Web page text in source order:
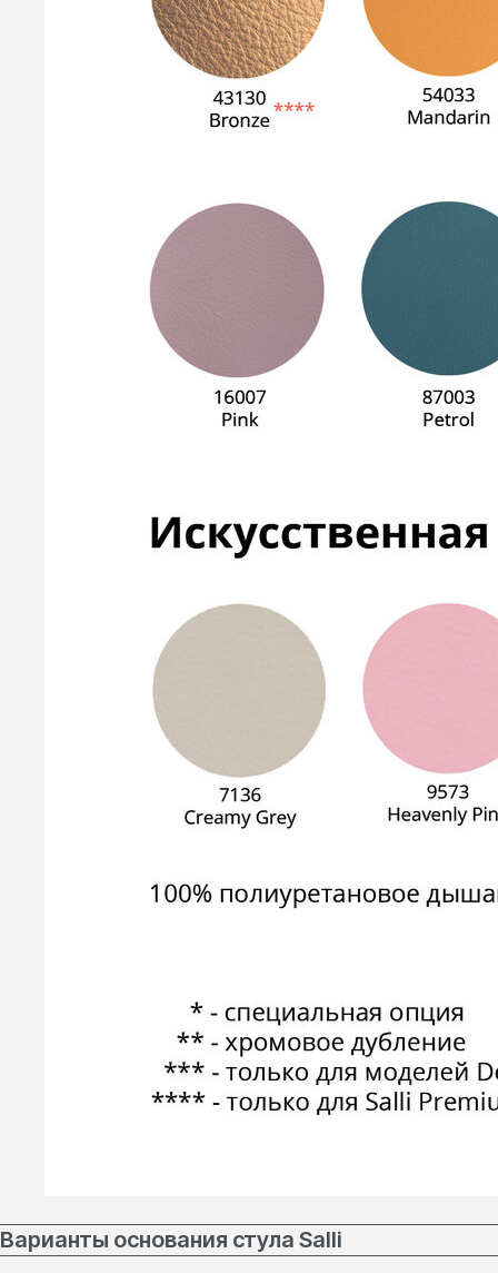
Варианты основания стула Salli